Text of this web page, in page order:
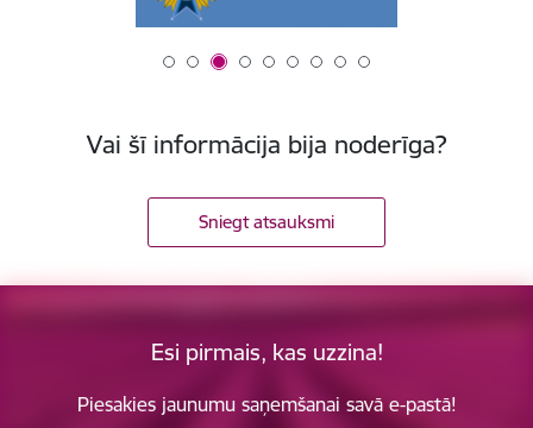
Vai šī informācija bija noderīga?
Sniegt atsauksmi
Esi pirmais, kas uzzina!
Piesakies jaunumu saņemšanai savā e-pastā!